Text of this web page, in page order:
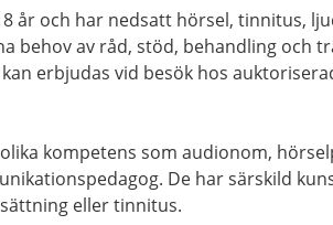
år och har nedsatt hörsel, tinnitus,
behov av råd, stöd, behandling och
erbjudas vid besök hos
kompetens som audionom,
De har särskild
eller tinnitus.